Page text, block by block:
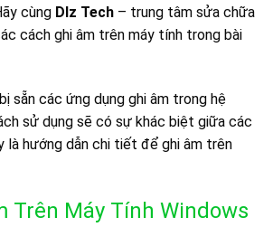
cùng Dlz Tech – trung tâm sửa chữa
cách ghi âm trên máy tính trong bài
sẵn các ứng dụng ghi âm trong hệ
sử dụng sẽ có sự khác biệt giữa các
là hướng dẫn chi tiết để ghi âm trên
Trên Máy Tính Windows